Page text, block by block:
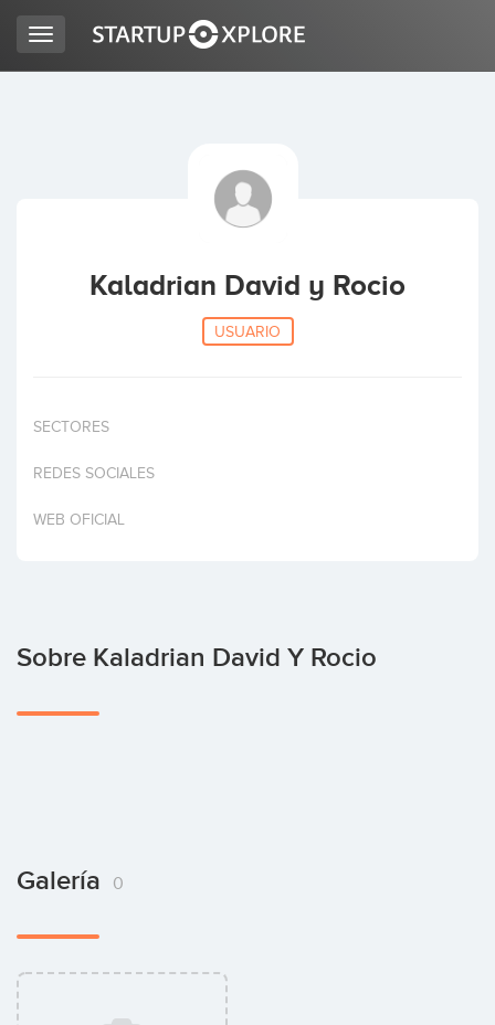
ACCESO
Invertir
Toggle
navigation
Kaladrian David y Rocio
USUARIO
SECTORES
REDES SOCIALES
WEB OFICIAL
Sobre Kaladrian David Y Rocio
Galería 0